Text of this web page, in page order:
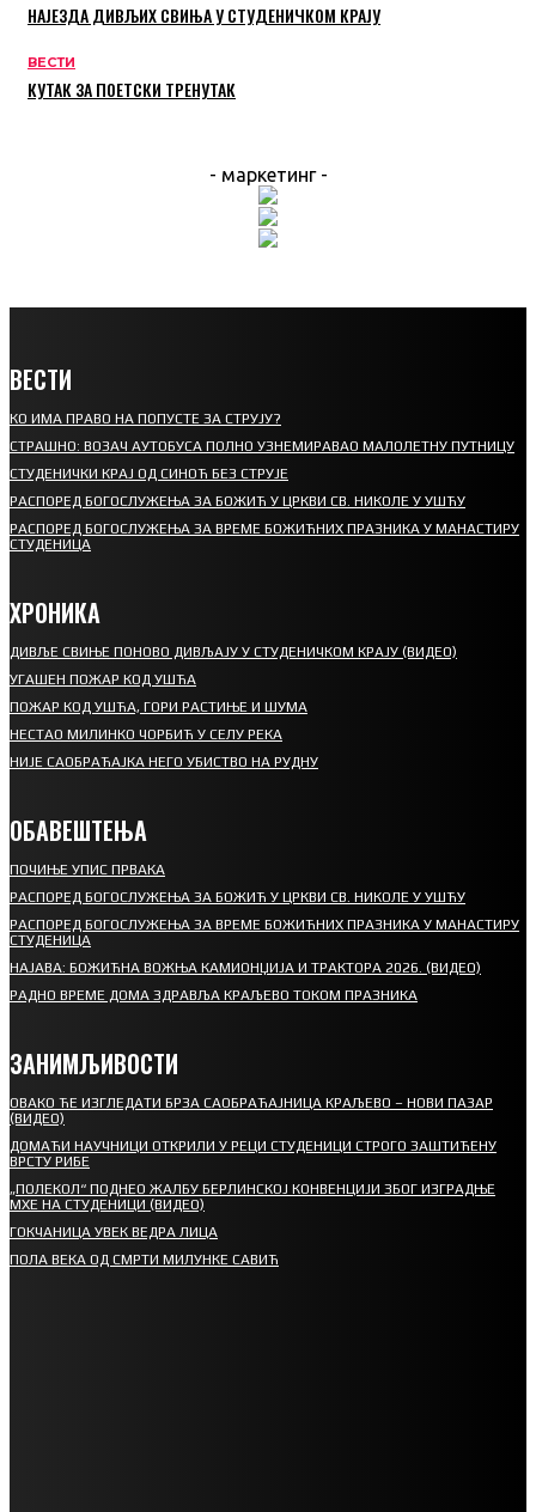
НАЈЕЗДА ДИВЉИХ СВИЊА У СТУДЕНИЧКОМ КРАЈУ
ВЕСТИ
КУТАК ЗА ПОЕТСКИ ТРЕНУТАК
- маркетинг -
ВЕСТИ
КО ИМА ПРАВО НА ПОПУСТЕ ЗА СТРУЈУ?
СТРАШНО: ВОЗАЧ АУТОБУСА ПОЛНО УЗНЕМИРАВАО МАЛОЛЕТНУ ПУТНИЦУ
СТУДЕНИЧКИ КРАЈ ОД СИНОЋ БЕЗ СТРУЈЕ
РАСПОРЕД БОГОСЛУЖЕЊА ЗА БОЖИЋ У ЦРКВИ СВ. НИКОЛЕ У УШЋУ
РАСПОРЕД БОГОСЛУЖЕЊА ЗА ВРЕМЕ БОЖИЋНИХ ПРАЗНИКА У МАНАСТИРУ
СТУДЕНИЦА
ХРОНИКА
ДИВЉЕ СВИЊЕ ПОНОВО ДИВЉАЈУ У СТУДЕНИЧКОМ КРАЈУ (ВИДЕО)
УГАШЕН ПОЖАР КОД УШЋА
ПОЖАР КОД УШЋА, ГОРИ РАСТИЊЕ И ШУМА
НЕСТАО МИЛИНКО ЧОРБИЋ У СЕЛУ РЕКА
НИЈЕ САОБРАЋАЈКА НЕГО УБИСТВО НА РУДНУ
ОБАВЕШТЕЊА
ПОЧИЊЕ УПИС ПРВАКА
РАСПОРЕД БОГОСЛУЖЕЊА ЗА БОЖИЋ У ЦРКВИ СВ. НИКОЛЕ У УШЋУ
РАСПОРЕД БОГОСЛУЖЕЊА ЗА ВРЕМЕ БОЖИЋНИХ ПРАЗНИКА У МАНАСТИРУ
СТУДЕНИЦА
НАЈАВА: БОЖИЋНА ВОЖЊА КАМИОНЏИЈА И ТРАКТОРА 2026. (ВИДЕО)
РАДНО ВРЕМЕ ДОМА ЗДРАВЉА КРАЉЕВО ТОКОМ ПРАЗНИКА
ЗАНИМЉИВОСТИ
ОВАКО ЋЕ ИЗГЛЕДАТИ БРЗА САОБРАЋАЈНИЦА КРАЉЕВО – НОВИ ПАЗАР
(ВИДЕО)
ДОМАЋИ НАУЧНИЦИ ОТКРИЛИ У РЕЦИ СТУДЕНИЦИ СТРОГО ЗАШТИЋЕНУ
ВРСТУ РИБЕ
„ПОЛЕКОЛ“ ПОДНЕО ЖАЛБУ БЕРЛИНСКОЈ КОНВЕНЦИЈИ ЗБОГ ИЗГРАДЊЕ
МХЕ НА СТУДЕНИЦИ (ВИДЕО)
ГОКЧАНИЦА УВЕК ВЕДРА ЛИЦА
ПОЛА ВЕКА ОД СМРТИ МИЛУНКЕ САВИЋ